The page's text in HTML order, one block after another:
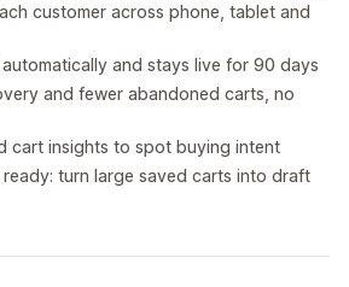
customer across phone, tablet and
and stays live for 90 days
and fewer abandoned carts, no
cart insights to spot buying intent
ready: turn large saved carts into draft